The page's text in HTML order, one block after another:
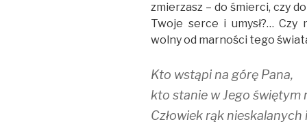
zmierzasz – do śmierci, czy
Twoje serce i umysł?…
wolny od marności tego
Kto wstąpi na górę Pana,
kto stanie w Jego świętym
Człowiek rąk